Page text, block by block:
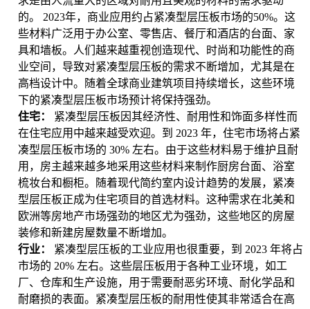
的。 2023年，商业应用约占紧凑型层压板市场的50%。这
些材料广泛用于办公室、零售店、餐厅和酒店的台面、家
具和墙板。人们越来越重视创造现代、时尚和功能性的商
业空间，导致对紧凑型层压板的需求不断增加，尤其是在
高档设计中。随着全球商业建筑项目持续增长，这些环境
下的紧凑型层压板市场预计将保持强劲。
住宅： 紧凑型层压板因其经济性、耐用性和饰面多样性而
在住宅应用中越来越受欢迎。到 2023 年，住宅市场将占紧
凑型层压板市场的 30% 左右。由于这些材料易于维护且耐
用，房主越来越多地采用这些材料来制作厨房台面、浴室
梳妆台和橱柜。随着现代简约室内设计趋势的发展，紧凑
型层压板正成为住宅项目的首选材料。这种需求在北美和
欧洲等房地产市场强劲的地区尤为强劲，这些地区的房屋
装修和新建房屋数量不断增加。
行业： 紧凑型层压板的工业应用也很重要，到 2023 年将占
市场的 20% 左右。这些层压板用于各种工业环境，如工
厂、仓库和生产设施，用于需要耐恶劣环境、耐化学品和
耐磨损的表面。紧凑型层压板的耐用性使其非常适合在高